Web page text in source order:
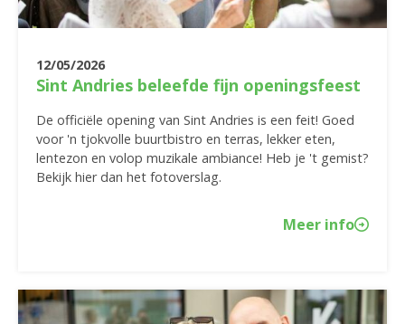
12/05/2026
Sint Andries beleefde fijn openingsfeest
De officiële opening van Sint Andries is een feit! Goed
voor 'n tjokvolle buurtbistro en terras, lekker eten,
lentezon en volop muzikale ambiance! Heb je 't gemist?
Bekijk hier dan het fotoverslag.
Meer info